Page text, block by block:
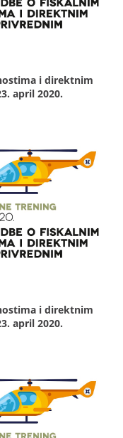
i direktnim
april 2020.
i direktnim
april 2020.